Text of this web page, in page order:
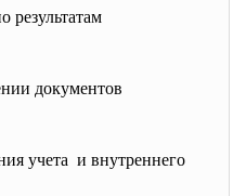
результатам
документов
учета и внутреннего